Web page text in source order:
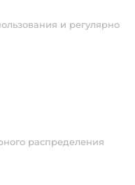
и регулярно
распределения